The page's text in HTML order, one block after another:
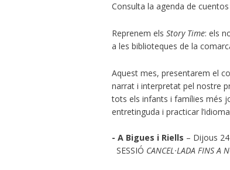
Consulta la agenda de
Reprenem els Story Time: els
a les biblioteques de la
Aquest mes, presentarem el
narrat i interpretat pel nostre
tots els infants i famílies més
entretinguda i practicar
- A Bigues i Riells – Dijous
SESSIÓ CANCEL·LADA FINS A